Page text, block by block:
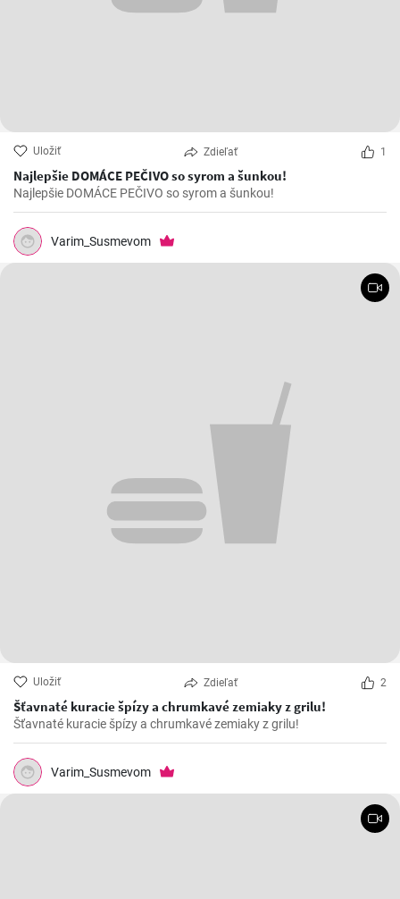
Uložiť Zdieľať 1
Najlepšie DOMÁCE PEČIVO so syrom a šunkou!
Najlepšie DOMÁCE PEČIVO so syrom a šunkou!
Varim_Susmevom
Uložiť Zdieľať 2
Šťavnaté kuracie špízy a chrumkavé zemiaky z grilu!
Šťavnaté kuracie špízy a chrumkavé zemiaky z grilu!
Varim_Susmevom